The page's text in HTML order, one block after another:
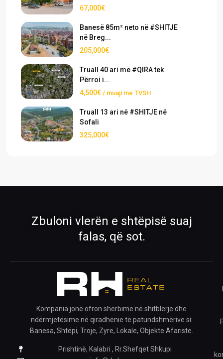
67,000€
Banesë 85m² neto në #SHITJE
në Breg...
205,000€
Truall 40 ari me #QIRA tek
Përroi i...
4,500€ / muaji me TVSH
Truall 13 ari në #SHITJE në
Sofali
325,000€
Zbuloni vlerën e shtëpisë suaj
falas, që sot.
Kompania jonë ofron shërbime në shitblerje dhe
ndërmjetësime në qiradhënie të patundshmërive si:
Banesa, Shtëpi, Troje, Zyre, Lokale, Objekte Afariste.
Prishtinë, Kalabri , Rr.Shefqet Shkupi
Estate
Mëso më shumë për ekipin tonë
Kontakti
Na kontaktoni për çdo pyetje
Krijo kërkesë
Pronat e ruajtura
›